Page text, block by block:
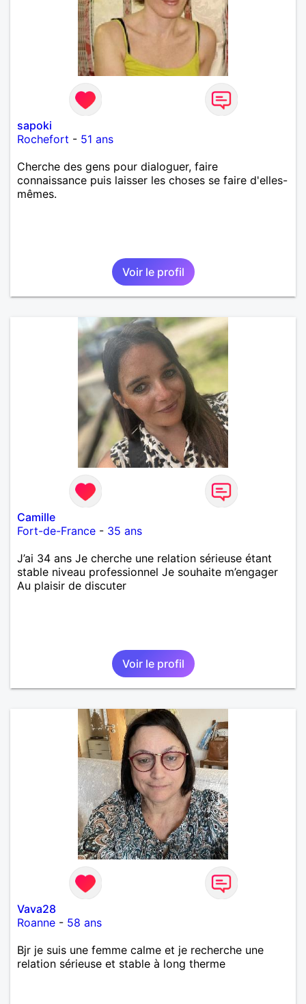
sapoki
Rochefort - 51 ans
Cherche des gens pour dialoguer, faire
connaissance puis laisser les choses se faire d'elles-
mêmes.
Voir le profil
Camille
Fort-de-France - 35 ans
J’ai 34 ans Je cherche une relation sérieuse étant
stable niveau professionnel Je souhaite m’engager
Au plaisir de discuter
Voir le profil
Vava28
Roanne - 58 ans
Bjr je suis une femme calme et je recherche une
relation sérieuse et stable à long therme